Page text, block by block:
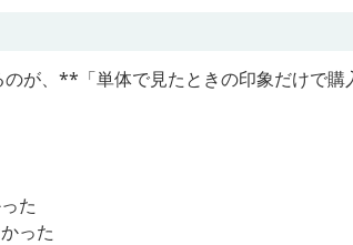
が、**「単体で見たときの印象だけで
た
った